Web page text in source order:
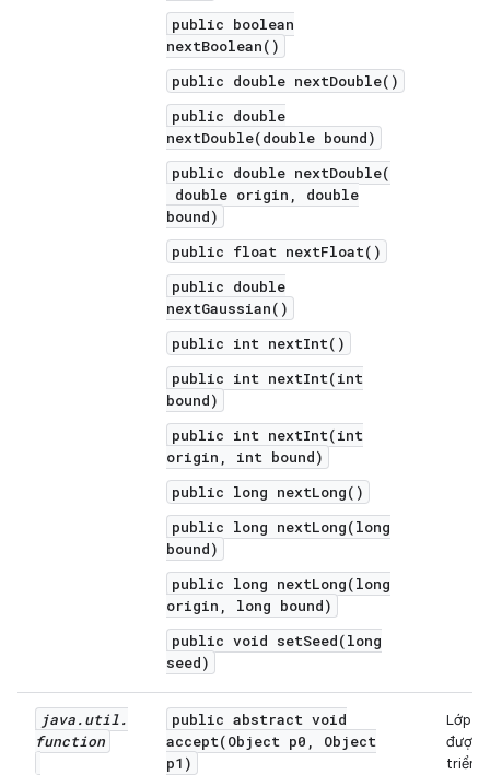
public boolean
nextBoolean()
public double nextDouble()
public double
nextDouble(double bound)
public double nextDouble(
double origin, double
bound)
public float nextFloat()
public double
nextGaussian()
public int nextInt()
public int nextInt(int
bound)
public int nextInt(int
origin, int bound)
public long nextLong()
public long nextLong(long
bound)
public long nextLong(long
origin, long bound)
public void setSeed(long
seed)
java.util.
function
public abstract void
accept(Object p0, Object
p1)
Lớp
được
triển